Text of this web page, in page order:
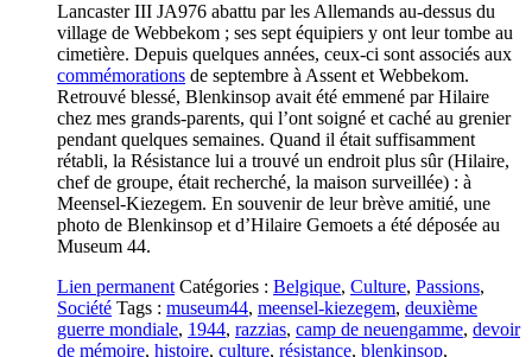
Lancaster III JA976 abattu par les Allemands au-dessus du
village de Webbekom ; ses sept équipiers y ont leur tombe au
cimetière. Depuis quelques années, ceux-ci sont associés aux
commémorations de septembre à Assent et Webbekom.
Retrouvé blessé, Blenkinsop avait été emmené par Hilaire
chez mes grands-parents, qui l’ont soigné et caché au grenier
pendant quelques semaines. Quand il était suffisamment
rétabli, la Résistance lui a trouvé un endroit plus sûr (Hilaire,
chef de groupe, était recherché, la maison surveillée) : à
Meensel-Kiezegem. En souvenir de leur brève amitié, une
photo de Blenkinsop et d’Hilaire Gemoets a été déposée au
Museum 44.
Lien permanent Catégories : Belgique, Culture, Passions,
Société Tags : museum44, meensel-kiezegem, deuxième
guerre mondiale, 1944, razzias, camp de neuengamme, devoir
de mémoire, histoire, culture, résistance, blenkinsop,